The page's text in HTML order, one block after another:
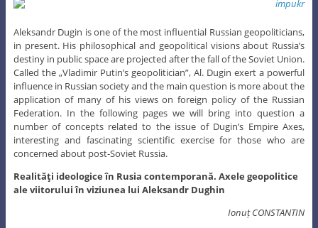
Aleksandr Dugin is one of the most influential Russian geopoliticians,
in present. His philosophical and geopolitical visions about Russia’s
destiny in public space are projected after the fall of the Soviet Union.
Called the „Vladimir Putin’s geopolitician”, Al. Dugin exert a powerful
influence in Russian society and the main question is more about the
application of many of his views on foreign policy of the Russian
Federation. In the following pages we will bring into question a
number of concepts related to the issue of Dugin’s Empire Axes,
interesting and fascinating scientific exercise for those who are
concerned about post-Soviet Russia.
Realităţi ideologice în Rusia contemporană. Axele geopolitice
ale viitorului în viziunea lui Aleksandr Dughin
Ionuț CONSTANTIN